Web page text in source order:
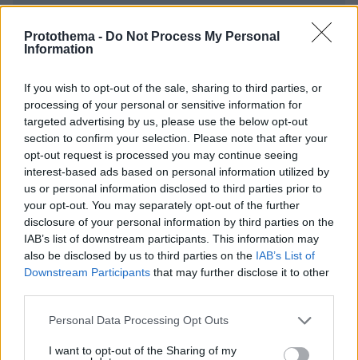
Protothema - Do Not Process My Personal
Information
If you wish to opt-out of the sale, sharing to third parties, or
processing of your personal or sensitive information for
targeted advertising by us, please use the below opt-out
section to confirm your selection. Please note that after your
opt-out request is processed you may continue seeing
interest-based ads based on personal information utilized by
us or personal information disclosed to third parties prior to
your opt-out. You may separately opt-out of the further
disclosure of your personal information by third parties on the
IAB’s list of downstream participants. This information may
also be disclosed by us to third parties on the IAB’s List of
Downstream Participants that may further disclose it to other
Please note that this website/app uses one or more Google
not limited to your visit or usage behaviour. You may click to
Personal Data Processing Opt Outs
I want to opt-out of the Sharing of my
Απομένουν2500χαρακτήρες